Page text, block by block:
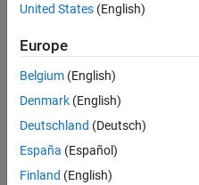
Enregistrer
sélectionnées
Les
descriptions
poste
n’ont
United States (English)
Europe
Belgium (English)
Denmark (English)
Deutschland (Deutsch)
España (Español)
Finland (English)